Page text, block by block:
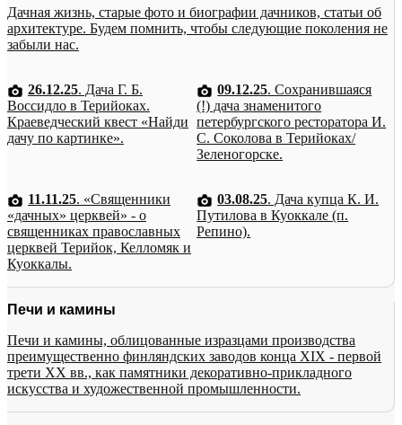
Дачная жизнь, старые фото и биографии дачников, статьи об
архитектуре. Будем помнить, чтобы следующие поколения не
забыли нас.
26.12.25. Дача Г. Б.
Воссидло в Терийоках.
Краеведческий квест «Найди
дачу по картинке».
09.12.25. Сохранившаяся
(!) дача знаменитого
петербургского ресторатора И.
С. Соколова в Терийоках/
Зеленогорске.
11.11.25. «Священники
«дачных» церквей» - о
священниках православных
церквей Терийок, Келломяк и
Куоккалы.
03.08.25. Дача купца К. И.
Путилова в Куоккале (п.
Репино).
Печи и камины
Печи и камины, облицованные изразцами производства
преимущественно финляндских заводов конца XIX - первой
трети XX вв., как памятники декоративно-прикладного
искусства и художественной промышленности.